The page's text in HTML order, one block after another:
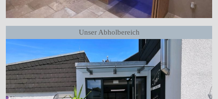
Unser Abholbereich